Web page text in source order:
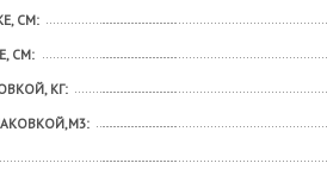
СМ:
СМ:
КГ: